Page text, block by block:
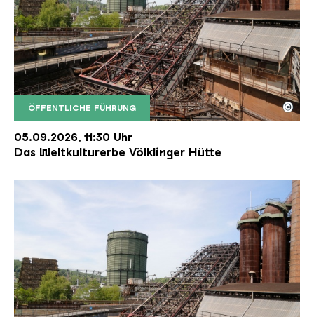
ÖFFENTLICHE FÜHRUNG
Der Erzschrägaufzug der Völklinger Hütte mit
Copyright: Weltkulturerbe Völklinger Hütte | Karl
©
05.09.2026, 11:30 Uhr
Das Weltkulturerbe Völklinger Hütte